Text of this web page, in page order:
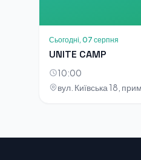
Сьогодні, 07 серпня
UNITE CAMP
10:00